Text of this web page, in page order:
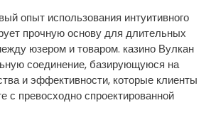
опыт использования интуитивного
прочную основу для длительных
юзером и товаром. казино Вулкан
соединение, базирующуюся на
и эффективности, которые клиенты
с превосходно спроектированной